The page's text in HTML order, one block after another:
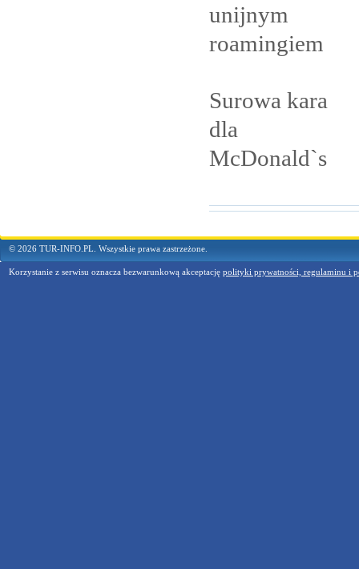
unijnym
roamingiem
Surowa kara
dla
McDonald`s
© 2026 TUR-INFO.PL. Wszystkie prawa zastrzeżone.
Korzystanie z serwisu oznacza bezwarunkową akceptację polityki prywatności, regulaminu i